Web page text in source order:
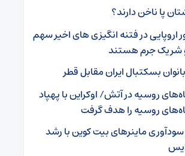
پا ناخن دارند؟
در فتنه انگیزی های اخیر سهم
شریک جرم هستند
بسکتبال ایران مقابل قطر
روسیه در آتش/ اوکراین با پهپاد
روسیه را هدف گرفت
ماینرهای بیت کوین با رشد